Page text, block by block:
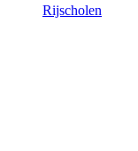
Rijscholen